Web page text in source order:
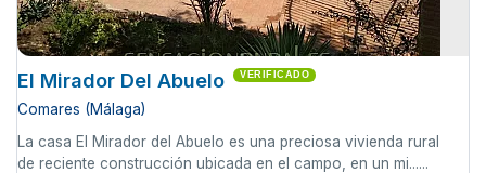
El Mirador Del Abuelo VERIFICADO
Comares (Málaga)
La casa El Mirador del Abuelo es una preciosa vivienda rural
de reciente construcción ubicada en el campo, en un mi......